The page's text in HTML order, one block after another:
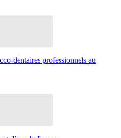
dentaires professionnels au